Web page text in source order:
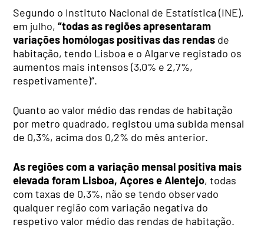
Segundo o Instituto Nacional de Estatística (INE),
em julho,“todas as regiões apresentaram
variações homólogas positivas das rendas de
habitação, tendo Lisboa e o Algarve registado os
aumentos mais intensos (3,0% e 2,7%,
respetivamente)”.
Quanto ao valor médio das rendas de habitação
por metro quadrado, registou uma subida mensal
de 0,3%, acima dos 0,2% do mês anterior.
As regiões com a variação mensal positiva mais
elevada foram Lisboa, Açores e Alentejo, todas
com taxas de 0,3%, não se tendo observado
qualquer região com variação negativa do
respetivo valor médio das rendas de habitação.